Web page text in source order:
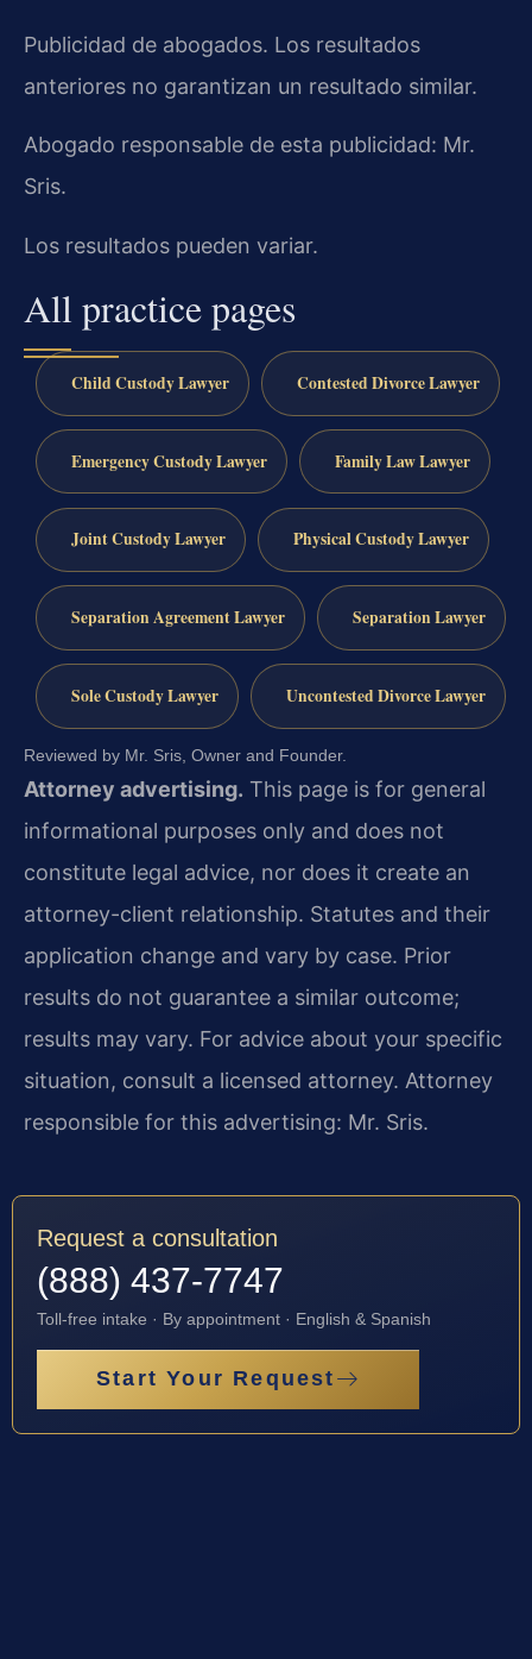
Publicidad de abogados. Los resultados
anteriores no garantizan un resultado similar.
Abogado responsable de esta publicidad: Mr.
Sris.
Los resultados pueden variar.
All practice pages
Child Custody Lawyer Contested Divorce Lawyer
Emergency Custody Lawyer Family Law Lawyer
Joint Custody Lawyer Physical Custody Lawyer
Separation Agreement Lawyer Separation Lawyer
Sole Custody Lawyer Uncontested Divorce Lawyer
Reviewed by Mr. Sris, Owner and Founder.
Attorney advertising. This page is for general
informational purposes only and does not
constitute legal advice, nor does it create an
attorney-client relationship. Statutes and their
application change and vary by case. Prior
results do not guarantee a similar outcome;
results may vary. For advice about your specific
situation, consult a licensed attorney. Attorney
responsible for this advertising: Mr. Sris.
Request a consultation
(888) 437-7747
Toll-free intake · By appointment · English & Spanish
Start Your Request